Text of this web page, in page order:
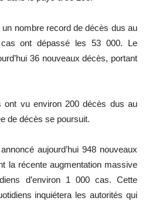
nombre record de décès dus au
ont dépassé les 53 000. Le
36 nouveaux décès, portant
ont vu environ 200 décès dus au
de décès se poursuit.
aujourd’hui 948 nouveaux
la récente augmentation massive
d’environ 1 000 cas. Cette
inquiétera les autorités qui